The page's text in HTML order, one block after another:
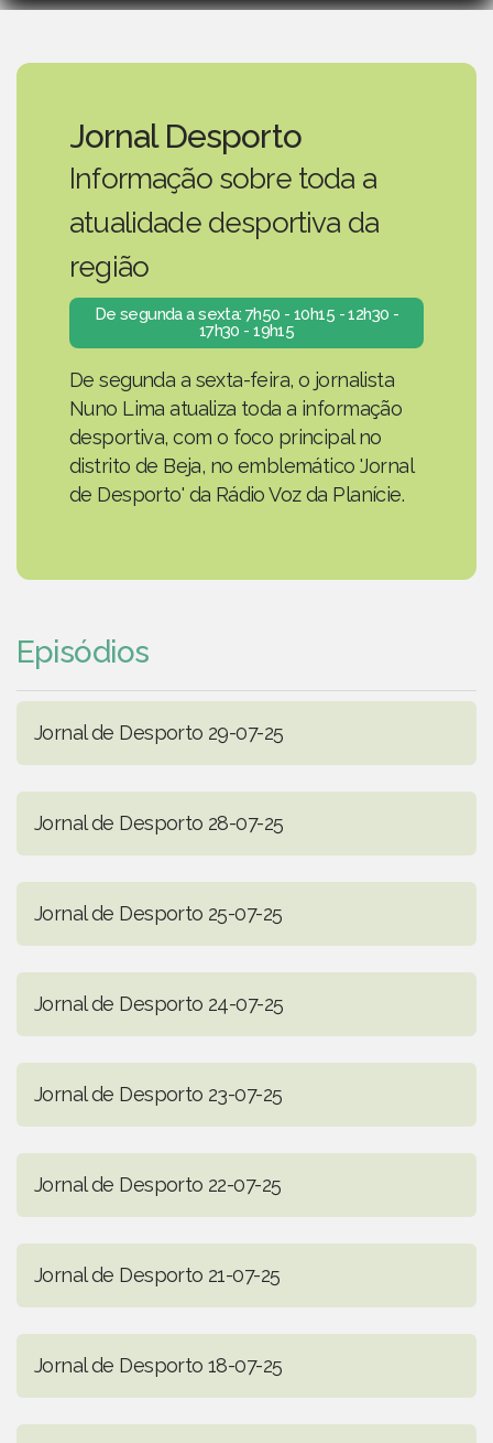
Jornal Desporto
Informação sobre toda a
atualidade desportiva da
região
De segunda a sexta: 7h50 - 10h15 - 12h30 -
17h30 - 19h15
De segunda a sexta-feira, o jornalista
Nuno Lima atualiza toda a informação
desportiva, com o foco principal no
distrito de Beja, no emblemático 'Jornal
de Desporto' da Rádio Voz da Planície.
Episódios
Jornal de Desporto 29-07-25
Jornal de Desporto 28-07-25
Jornal de Desporto 25-07-25
Jornal de Desporto 24-07-25
Jornal de Desporto 23-07-25
Jornal de Desporto 22-07-25
Jornal de Desporto 21-07-25
Jornal de Desporto 18-07-25